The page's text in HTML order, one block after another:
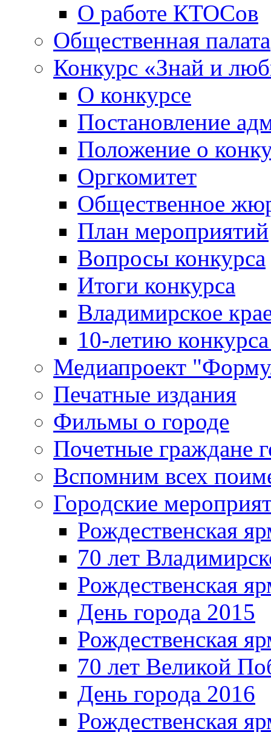
О работе КТОСов
Общественная палата
Конкурс «Знай и
О конкурсе
Постановление
Положение о
Оргкомитет
Общественное
План мероприятий
Вопросы конкурса
Итоги конкурса
Владимирское
10-летию
Медиапроект
Печатные издания
Фильмы о городе
Почетные граждане
Вспомним всех
Городские
Рождественская
70 лет
Рождественская
День города 2015
Рождественская
70 лет Великой
День города 2016
Рождественская